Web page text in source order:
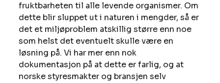
fruktbarheten til alle levende organismer. Om
dette blir sluppet ut i naturen i mengder, så er
det et miljøproblem atskillig større enn noe
som helst det eventuelt skulle være en
løsning på. Vi har mer enn nok
dokumentasjon på at dette er farlig, og at
norske styresmakter og bransjen selv